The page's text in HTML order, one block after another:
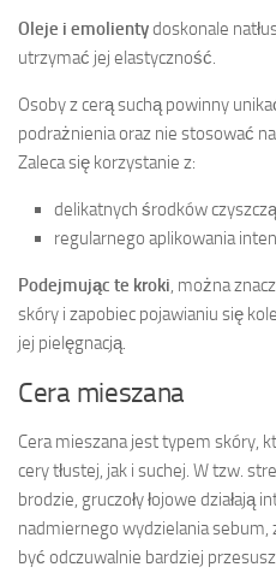
Oleje i emolientydoskonale
utrzymać jej elastyczność.
Osoby z cerą suchą powinny
podrażnienia oraz nie stosować
Zaleca się korzystanie z:
delikatnych środków
regularnego aplikowania
Podejmując te kroki, można
skóry i zapobiec pojawianiu się
jej pielęgnacją.
Cera mieszana
Cera mieszana jest typem skóry,
cery tłustej, jak i suchej. W tzw.
brodzie, gruczoły łojowe działają
nadmiernego wydzielania sebum,
być odczuwalnie bardziej